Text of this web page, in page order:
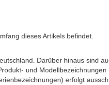
dieses Artikels befindet.
Darüber hinaus sind
und Modellbezeichnungen
erfolgt